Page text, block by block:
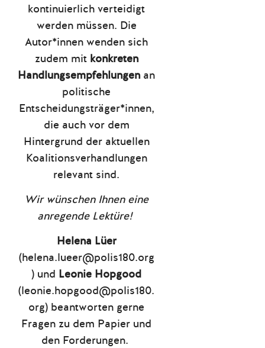
kontinuierlich verteidigt
werden müssen. Die
Autor*innen wenden sich
zudem mit konkreten
Handlungsempfehlungen an
politische
Entscheidungsträger*innen,
die auch vor dem
Hintergrund der aktuellen
Koalitionsverhandlungen
relevant sind.
Wir wünschen Ihnen eine
anregende Lektüre!
Helena Lüer
(helena.lueer@polis180.org
) und Leonie Hopgood
(leonie.hopgood@polis180.
org) beantworten gerne
Fragen zu dem Papier und
den Forderungen.